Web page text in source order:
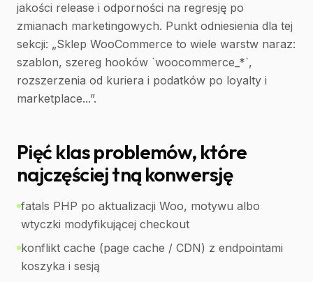
jakości release i odporności na regresję po
zmianach marketingowych. Punkt odniesienia dla tej
sekcji: „Sklep WooCommerce to wiele warstw naraz:
szablon, szereg hooków `woocommerce_*`,
rozszerzenia od kuriera i podatków po loyalty i
marketplace...”.
Pięć klas problemów, które
najczęściej tną konwersję
fatals PHP po aktualizacji Woo, motywu albo
wtyczki modyfikującej checkout
konflikt cache (page cache / CDN) z endpointami
koszyka i sesją